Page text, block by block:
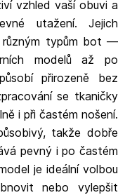
vzhled vaší obuvi a
utažení. Jejich
různým typům bot —
modelů až po
přirozeně bez
se tkaničky
i při častém nošení.
takže dobře
pevný i po častém
je ideální volbou
nebo vylepšit